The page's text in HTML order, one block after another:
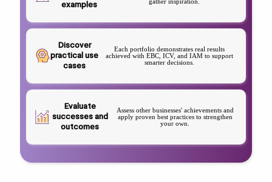
examples
Discover
practical use
cases
Each portfolio demonstrates real results
achieved with EBC, ICV, and IAM to support
smarter decisions.
Evaluate
successes and
outcomes
Assess other businesses' achievements and
apply proven best practices to strengthen
your own.